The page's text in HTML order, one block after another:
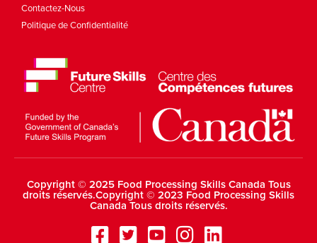
Contactez-Nous
Politique de Confidentialité
Copyright © 2025 Food Processing Skills Canada Tous
droits réservés.Copyright © 2023 Food Processing Skills
Canada Tous droits réservés.